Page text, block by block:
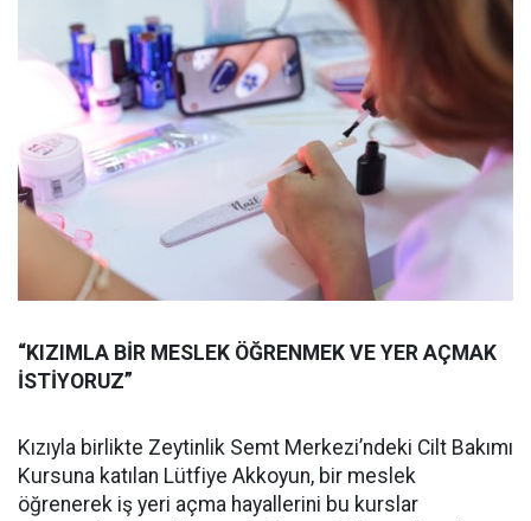
“KIZIMLA BİR MESLEK ÖĞRENMEK VE YER AÇMAK
İSTİYORUZ”
Kızıyla birlikte Zeytinlik Semt Merkezi’ndeki Cilt Bakımı
Kursuna katılan Lütfiye Akkoyun, bir meslek
öğrenerek iş yeri açma hayallerini bu kurslar